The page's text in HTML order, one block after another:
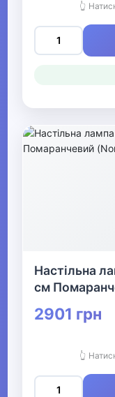
👆
Настільна
см
2901 грн
👆